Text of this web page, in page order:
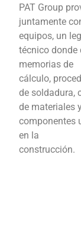
PAT Group
juntamente
equipos, un
técnico donde
memorias de
cálculo,
de soldadura,
de materiales
componentes
en la
construcción.
con